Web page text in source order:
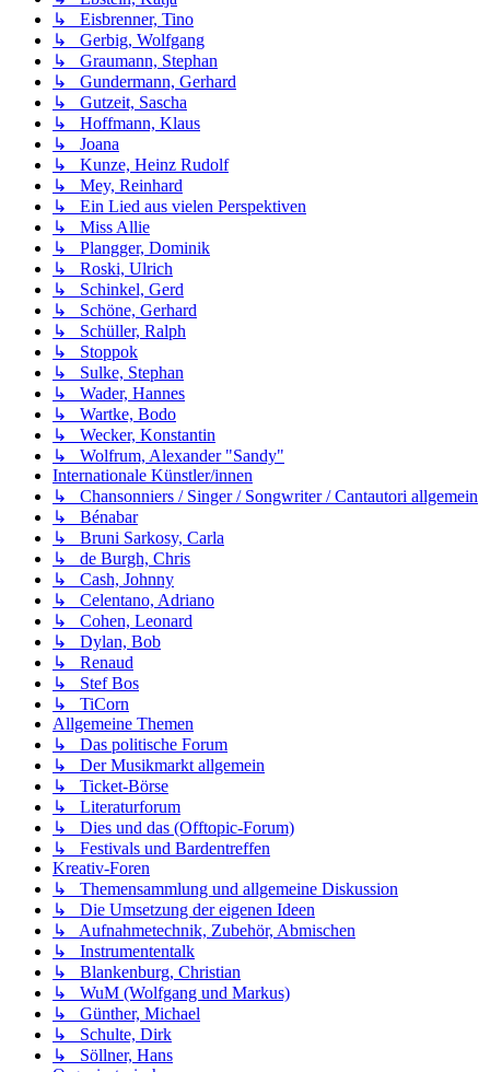
↳ Eisbrenner, Tino
↳ Gerbig, Wolfgang
↳ Graumann, Stephan
↳ Gundermann, Gerhard
↳ Gutzeit, Sascha
↳ Hoffmann, Klaus
↳ Joana
↳ Kunze, Heinz Rudolf
↳ Mey, Reinhard
↳ Ein Lied aus vielen Perspektiven
↳ Miss Allie
↳ Plangger, Dominik
↳ Roski, Ulrich
↳ Schinkel, Gerd
↳ Schöne, Gerhard
↳ Schüller, Ralph
↳ Stoppok
↳ Sulke, Stephan
↳ Wader, Hannes
↳ Wartke, Bodo
↳ Wecker, Konstantin
↳ Wolfrum, Alexander "Sandy"
Internationale Künstler/innen
↳ Chansonniers / Singer / Songwriter / Cantautori allgemein
↳ Bénabar
↳ Bruni Sarkosy, Carla
↳ de Burgh, Chris
↳ Cash, Johnny
↳ Celentano, Adriano
↳ Cohen, Leonard
↳ Dylan, Bob
↳ Renaud
↳ Stef Bos
↳ TiCorn
Allgemeine Themen
↳ Das politische Forum
↳ Der Musikmarkt allgemein
↳ Ticket-Börse
↳ Literaturforum
↳ Dies und das (Offtopic-Forum)
↳ Festivals und Bardentreffen
Kreativ-Foren
↳ Themensammlung und allgemeine Diskussion
↳ Die Umsetzung der eigenen Ideen
↳ Aufnahmetechnik, Zubehör, Abmischen
↳ Instrumententalk
↳ Blankenburg, Christian
↳ WuM (Wolfgang und Markus)
↳ Günther, Michael
↳ Schulte, Dirk
↳ Söllner, Hans